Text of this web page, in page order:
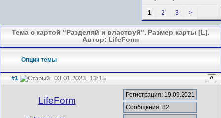
1 2 3 >
Тема с картой "Разделяй и властвуй". Размер карты [L].
Автор: LifeForm
Опции темы
#1 03.01.2023, 13:15 ^
LifeForm
Регистрация: 19.09.2021
Сообщения: 82